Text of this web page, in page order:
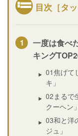
目次［タ
一度は食べ
キング
01焦げて
キ」
02まるで
クーヘン」
03和と洋
ジュ」